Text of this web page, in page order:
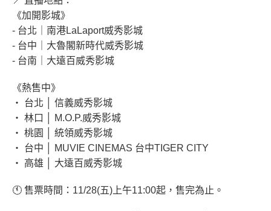
《加開影城》
- 台北｜南港LaLaport威秀影城
- 台中｜大魯閣新時代威秀影城
- 台南｜大遠百威秀影城
《熱售中》
‧ 台北 │ 信義威秀影城
‧ 林口 │ M.O.P.威秀影城
‧ 桃園 │ 統領威秀影城
‧ 台中 │ MUVIE CINEMAS 台中TIGER CITY
‧ 高雄 │ 大遠百威秀影城
🕚 售票時間：11/28(五)上午11:00起，售完為止。